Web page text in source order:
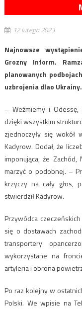
12 lutego 2023
Najnowsze
Grozny Inform.
planowanych
uzbrojenia dlao Ukrainy.
– Weźmiemy i
dzięki wszystkim
zjednoczyły się wokół
Kadyrow. Dodał, że
imponująca, że Zachód,
marzyć o podobnej. –
krzyczy na cały głos,
stwierdził Kadyrow.
Przywódca
się o dostawach
transportery
wykorzystane na
artyleria i obrona
Po raz kolejny w
Polski. We wpisie na